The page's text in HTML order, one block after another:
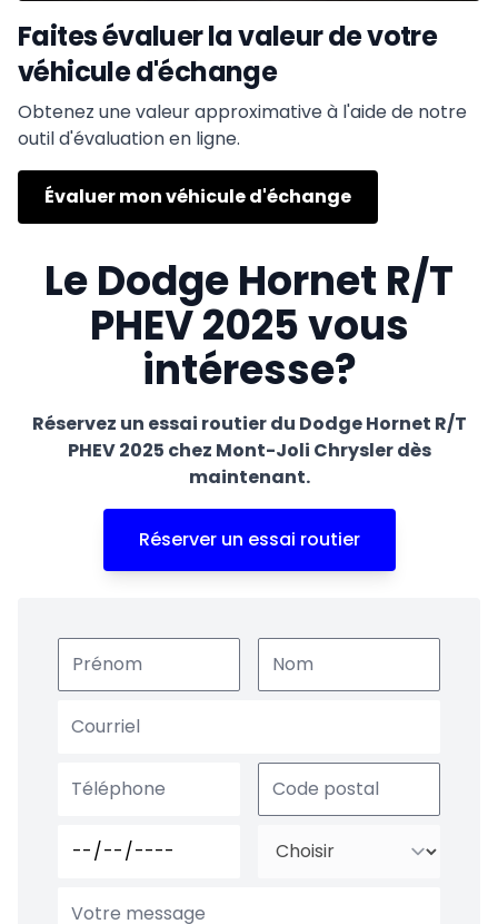
Faites évaluer la valeur de votre
véhicule d'échange
Obtenez une valeur approximative à l'aide de notre
outil d'évaluation en ligne.
Évaluer mon véhicule d'échange
Le Dodge Hornet R/T
PHEV 2025 vous
intéresse?
Réservez un essai routier du Dodge Hornet R/T
PHEV 2025 chez Mont-Joli Chrysler dès
maintenant.
Réserver un essai routier